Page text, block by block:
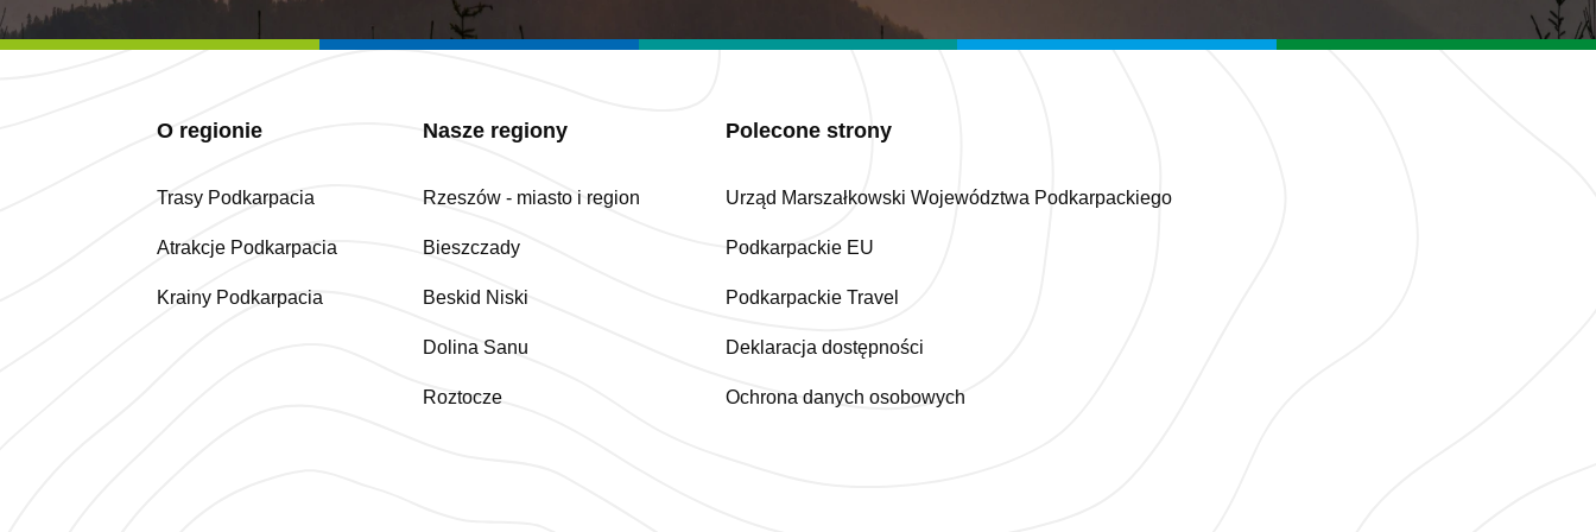
O regionie
Trasy Podkarpacia
Atrakcje Podkarpacia
Krainy Podkarpacia
Nasze regiony
Rzeszów - miasto i region
Bieszczady
Beskid Niski
Dolina Sanu
Roztocze
Polecone strony
Urząd Marszałkowski Województwa Podkarpackiego
Podkarpackie EU
Podkarpackie Travel
Deklaracja dostępności
Ochrona danych osobowych